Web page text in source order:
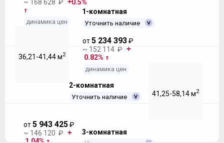
~ 168 628 ₽
0.5%
динамика цен
1-комнатная
Уточнить наличие
36,21-41,44 м2
от5 234 393₽
~ 152 114 ₽
0.82%
динамика цен
2-комнатная
Уточнить наличие 41,25-58,14 м2
от5 943 425₽
~ 146 120 ₽
1.04%
3-комнатная